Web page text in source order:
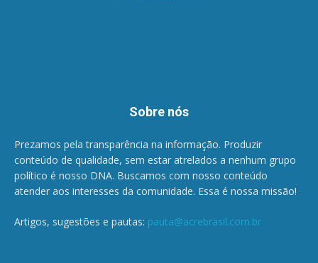
Sobre nós
Prezamos pela transparência na informação. Produzir
conteúdo de qualidade, sem estar atrelados a nenhum grupo
político é nosso DNA. Buscamos com nosso conteúdo
atender aos interesses da comunidade. Essa é nossa missão!
Artigos, sugestões e pautas: pauta@acrebrasil.com.br